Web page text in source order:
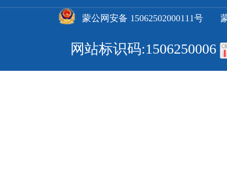
蒙公网安备 15062502000111号
网站标识码:1506250006